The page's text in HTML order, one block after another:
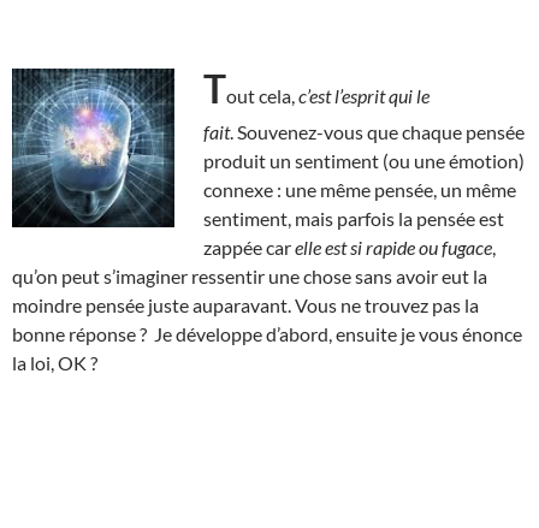
Tout cela, c’est l’esprit qui le
fait. Souvenez-vous que chaque pensée
produit un sentiment (ou une émotion)
connexe : une même pensée, un même
sentiment, mais parfois la pensée est
zappée carelle est si rapide ou fugace
qu’on peut s’imaginer ressentir une chose sans avoir eut la
moindre pensée juste auparavant. Vous ne trouvez pas la
bonne réponse ? Je développe d’abord, ensuite je vous énonce
la loi, OK ?